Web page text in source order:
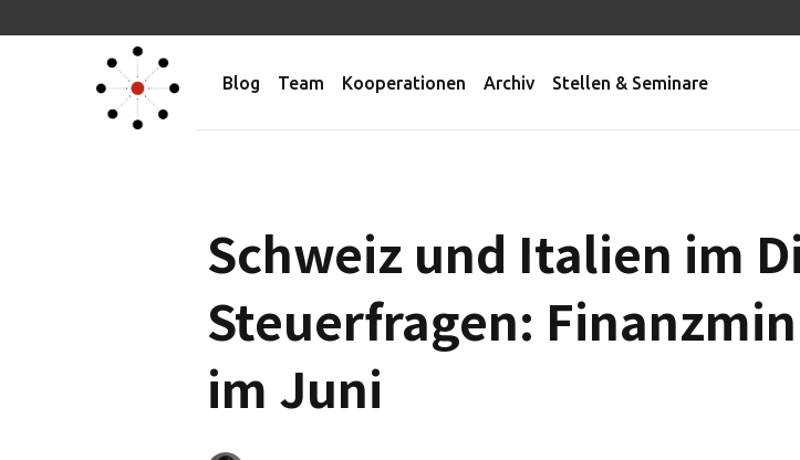
Blog Team Kooperationen Archiv Stellen & Seminare
Schweiz und Italien im
Steuerfragen:
im Juni